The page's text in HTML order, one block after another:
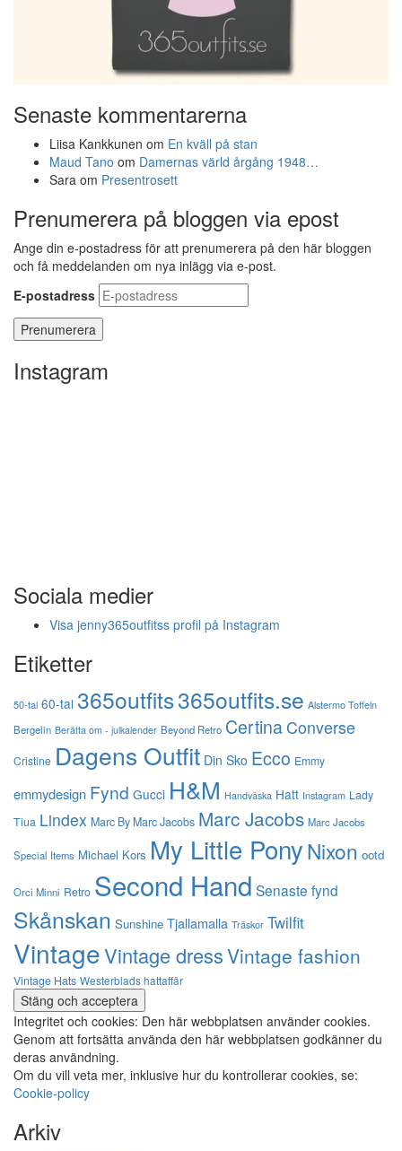
Senaste kommentarerna
Liisa Kankkunen om En kväll på stan
Maud Tano om Damernas värld årgång 1948…
Sara om Presentrosett
Prenumerera på bloggen via epost
Ange din e-postadress för att prenumerera på den här bloggen
och få meddelanden om nya inlägg via e-post.
E-postadress
Instagram
Sociala medier
Visa jenny365outfitss profil på Instagram
Etiketter
50-tal 60-tal 365outfits365outfits.se Alstermo Toffeln
Bergelin Berätta om - julkalender Beyond Retro CertinaConverse
Cristine Dagens Outfit Din Sko Ecco Emmy
emmydesign Fynd Gucci H&M Handväska Hatt Instagram Lady
Tiua Lindex Marc By Marc Jacobs Marc Jacobs Marc Jacobs
Special Items Michael Kors My Little PonyNixon ootd
Orci Minni Retro Second Hand Senaste fynd
Skånskan Sunshine Tjallamalla Träskor Twilfit
VintageVintage dressVintage fashion
Vintage Hats Westerblads hattaffär
Integritet och cookies: Den här webbplatsen använder cookies.
Genom att fortsätta använda den här webbplatsen godkänner du
deras användning.
Om du vill veta mer, inklusive hur du kontrollerar cookies, se:
Cookie-policy
Arkiv